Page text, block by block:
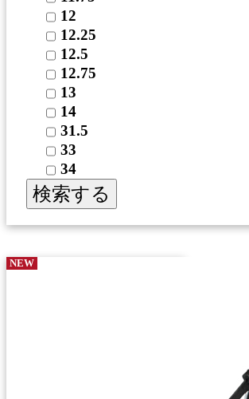
12
12.25
12.5
12.75
13
14
31.5
33
34
検索する
NEW